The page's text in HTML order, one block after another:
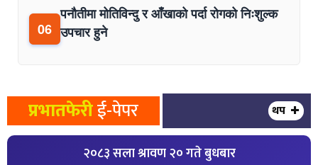
06
पनौतीमा मोतिविन्दु र आँखाको पर्दा रोगको निःशुल्क
उपचार हुने
प्रभातफेरीई-पेपर थप
२०८३ सला श्रावण २० गते बुधबार